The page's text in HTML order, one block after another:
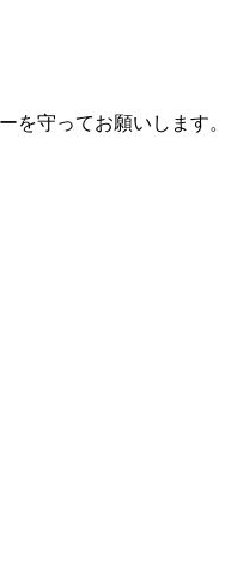
を守ってお願いします。